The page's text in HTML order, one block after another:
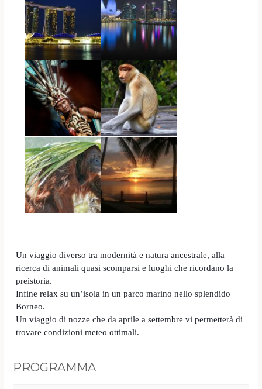
Un viaggio diverso tra modernità e natura ancestrale, alla
ricerca di animali quasi scomparsi e luoghi che ricordano la
preistoria.
Infine relax su un’isola in un parco marino nello splendido
Borneo.
Un viaggio di nozze che da aprile a settembre vi permetterà di
trovare condizioni meteo ottimali.
PROGRAMMA